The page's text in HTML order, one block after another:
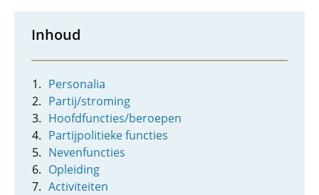
Inhoud
Personalia
Partij/stroming
Hoofdfuncties/beroepen
Partijpolitieke functies
Nevenfuncties
Opleiding
Activiteiten